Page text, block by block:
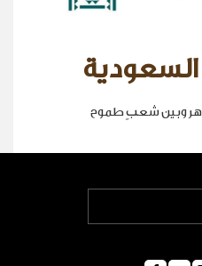
السعودية
وبين شعبٍ طموح